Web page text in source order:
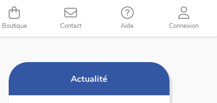
Boutique Contact Aide Connexion
Actualité